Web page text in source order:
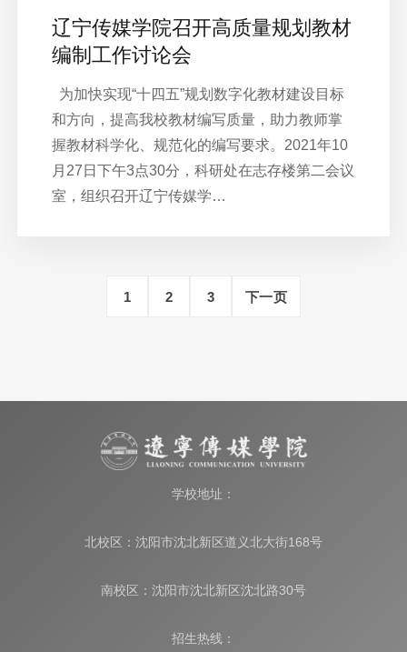
辽宁传媒学院召开高质量规划教材
编制工作讨论会
为加快实现“十四五”规划数字化教材建设目标
和方向，提高我校教材编写质量，助力教师掌
握教材科学化、规范化的编写要求。2021年10
月27日下午3点30分，科研处在志存楼第二会议
室，组织召开辽宁传媒学…
1 2 3 下一页
学校地址：
北校区：沈阳市沈北新区道义北大街168号
南校区：沈阳市沈北新区沈北路30号
招生热线：